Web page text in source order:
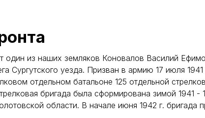
один из наших земляков Коновалов Василий
Сургутского уезда. Призван в армию 17 июля
отдельном батальоне 125 отдельной
бригада была сформирована зимой 1941 -
области. В начале июня 1942 г. бригада